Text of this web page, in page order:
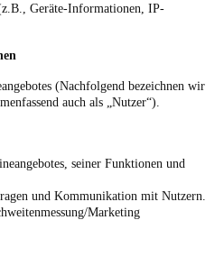
Geräte-Informationen, IP-
(Nachfolgend bezeichnen wir
auch als „Nutzer“).
seiner Funktionen und
und Kommunikation mit Nutzern.
Marketing